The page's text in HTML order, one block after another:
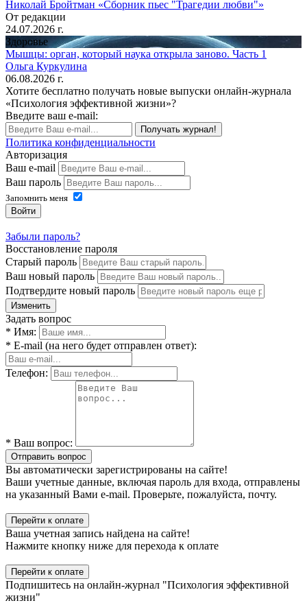
Николай Бройтман «Сборник пьес "Трагедии любви"»
От редакции
24.07.2026 г.
Здоровье
Мышцы: орган, который наука открыла заново. Часть 1
Ольга Куркулина
06.08.2026 г.
Хотите бесплатно получать новые выпуски онлайн-журнала
«Психология эффективной жизни»?
Введите ваш e-mail:
Получать журнал!
Политика конфиденциальности
Авторизация
Ваш e-mail
Ваш пароль
Запомнить меня
Войти
Забыли пароль?
Восстановление пароля
Старый пароль
Ваш новый пароль
Подтвердите новый пароль
Изменить
Задать вопрос
* Имя:
* E-mail (на него будет отправлен ответ):
Телефон:
* Ваш вопрос:
Отправить вопрос
Вы автоматически зарегистрированы на сайте!
Ваши учетные данные, включая пароль для входа, отправлены
на указанный Вами e-mail. Проверьте, пожалуйста, почту.
Перейти к оплате
Ваша учетная запись найдена на сайте!
Нажмите кнопку ниже для перехода к оплате
Перейти к оплате
Подпишитесь на онлайн-журнал "Психология эффективной
жизни"